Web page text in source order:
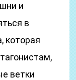
и
в
которая
ветки